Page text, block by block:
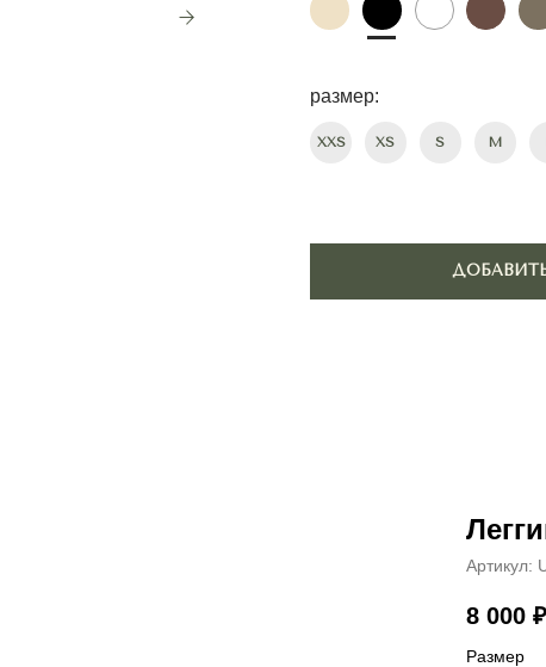
Артикул:
8 000 ₽
Размер